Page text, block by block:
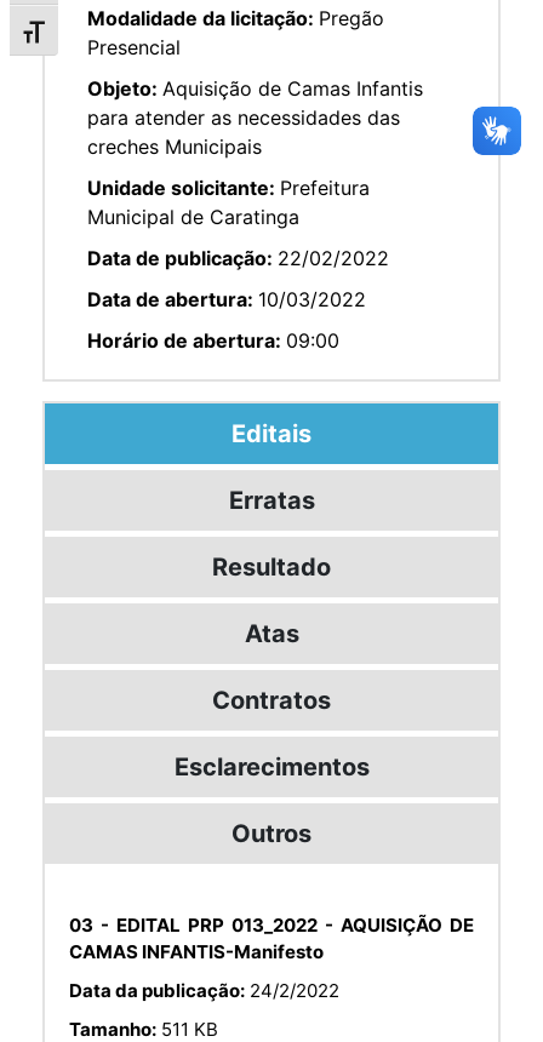
Alternar tamanho da fonte
Modalidade da licitação: Pregão
Presencial
Objeto: Aquisição de Camas Infantis
para atender as necessidades das
creches Municipais
Unidade solicitante: Prefeitura
Municipal de Caratinga
Data de publicação: 22/02/2022
Data de abertura: 10/03/2022
Horário de abertura: 09:00
Editais
Erratas
Resultado
Atas
Contratos
Esclarecimentos
Outros
03 - EDITAL PRP 013_2022 - AQUISIÇÃO DE
CAMAS INFANTIS-Manifesto
Data da publicação: 24/2/2022
Tamanho: 511 KB